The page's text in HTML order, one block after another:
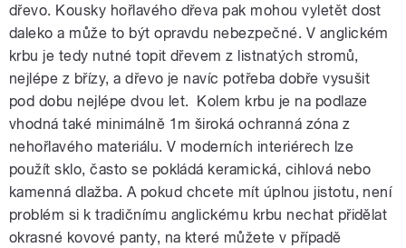
dřevo. Kousky hořlavého dřeva pak mohou vyletět dost
daleko a může to být opravdu nebezpečné. V anglickém
krbu je tedy nutné topit dřevem z listnatých stromů,
nejlépe z břízy, a dřevo je navíc potřeba dobře vysušit
pod dobu nejlépe dvou let. Kolem krbu je na podlaze
vhodná také minimálně 1m široká ochranná zóna z
nehořlavého materiálu. V moderních interiérech lze
použít sklo, často se pokládá keramická, cihlová nebo
kamenná dlažba. A pokud chcete mít úplnou jistotu, není
problém si k tradičnímu anglickému krbu nechat přidělat
okrasné kovové panty, na které můžete v případě